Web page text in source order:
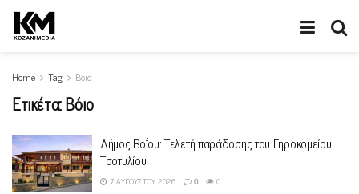
Home Tag Βόιο
Ετικέτα:Βόιο
Δήμος Βοΐου: Τελετή παράδοσης του Γηροκομείου
Τσοτυλίου
7 ΑΥΓΟΎΣΤΟΥ 2026 0 0